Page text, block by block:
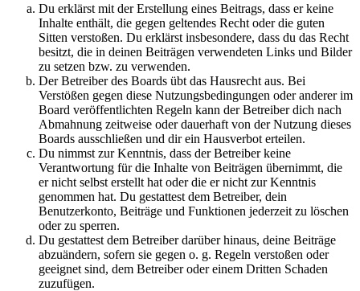
Du erklärst mit der Erstellung eines Beitrags, dass er keine
Inhalte enthält, die gegen geltendes Recht oder die guten
Sitten verstoßen. Du erklärst insbesondere, dass du das Recht
besitzt, die in deinen Beiträgen verwendeten Links und Bilder
zu setzen bzw. zu verwenden.
Der Betreiber des Boards übt das Hausrecht aus. Bei
Verstößen gegen diese Nutzungsbedingungen oder anderer im
Board veröffentlichten Regeln kann der Betreiber dich nach
Abmahnung zeitweise oder dauerhaft von der Nutzung dieses
Boards ausschließen und dir ein Hausverbot erteilen.
Du nimmst zur Kenntnis, dass der Betreiber keine
Verantwortung für die Inhalte von Beiträgen übernimmt, die
er nicht selbst erstellt hat oder die er nicht zur Kenntnis
genommen hat. Du gestattest dem Betreiber, dein
Benutzerkonto, Beiträge und Funktionen jederzeit zu löschen
oder zu sperren.
Du gestattest dem Betreiber darüber hinaus, deine Beiträge
abzuändern, sofern sie gegen o. g. Regeln verstoßen oder
geeignet sind, dem Betreiber oder einem Dritten Schaden
zuzufügen.